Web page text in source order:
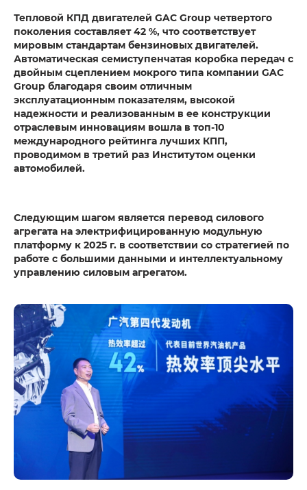
Тепловой КПД двигателей GAC Group четвертого
поколения составляет 42 %, что соответствует
мировым стандартам бензиновых двигателей.
Автоматическая семиступенчатая коробка передач с
двойным сцеплением мокрого типа компании GAC
Group благодаря своим отличным
эксплуатационным показателям, высокой
надежности и реализованным в ее конструкции
отраслевым инновациям вошла в топ-10
международного рейтинга лучших КПП,
проводимом в третий раз Институтом оценки
автомобилей.
Следующим шагом является перевод силового
агрегата на электрифицированную модульную
платформу к 2025 г. в соответствии со стратегией по
работе с большими данными и интеллектуальному
управлению силовым агрегатом.